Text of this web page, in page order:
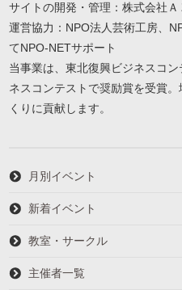
サイトの開発・管理：株式会社Ａ
運営協力：NPO法人芸術工房、
てNPO-NETサポート
当事業は、東北復興ビジネスコ
ネスコンテストで奨励賞を受賞
くりに貢献します。
月別イベント
新着イベント
教室・サークル
主催者一覧